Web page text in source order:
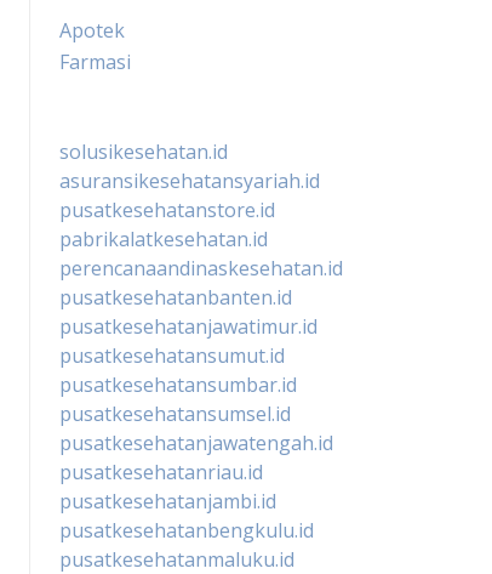
Apotek
Farmasi
solusikesehatan.id
asuransikesehatansyariah.id
pusatkesehatanstore.id
pabrikalatkesehatan.id
perencanaandinaskesehatan.id
pusatkesehatanbanten.id
pusatkesehatanjawatimur.id
pusatkesehatansumut.id
pusatkesehatansumbar.id
pusatkesehatansumsel.id
pusatkesehatanjawatengah.id
pusatkesehatanriau.id
pusatkesehatanjambi.id
pusatkesehatanbengkulu.id
pusatkesehatanmaluku.id